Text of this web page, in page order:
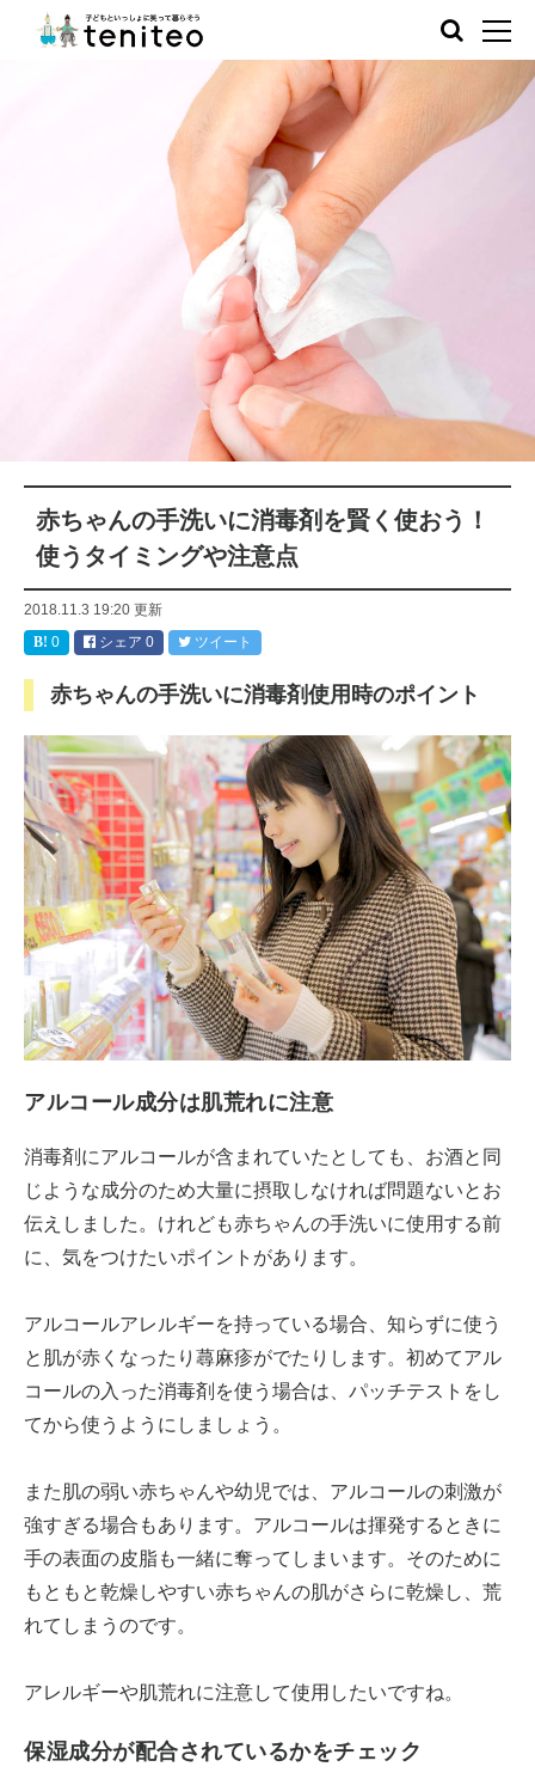
赤ちゃんの手洗いに消毒剤を賢く使おう！
使うタイミングや注意点
2018.11.3 19:20 更新
0
シェア 0 ツイート
赤ちゃんの手洗いに消毒剤使用時のポイント
アルコール成分は肌荒れに注意
消毒剤にアルコールが含まれていたとしても、お酒と同
じような成分のため大量に摂取しなければ問題ないとお
伝えしました。けれども赤ちゃんの手洗いに使用する前
に、気をつけたいポイントがあります。
アルコールアレルギーを持っている場合、知らずに使う
と肌が赤くなったり蕁麻疹がでたりします。初めてアル
コールの入った消毒剤を使う場合は、パッチテストをし
てから使うようにしましょう。
また肌の弱い赤ちゃんや幼児では、アルコールの刺激が
強すぎる場合もあります。アルコールは揮発するときに
手の表面の皮脂も一緒に奪ってしまいます。そのために
もともと乾燥しやすい赤ちゃんの肌がさらに乾燥し、荒
れてしまうのです。
アレルギーや肌荒れに注意して使用したいですね。
保湿成分が配合されているかをチェック